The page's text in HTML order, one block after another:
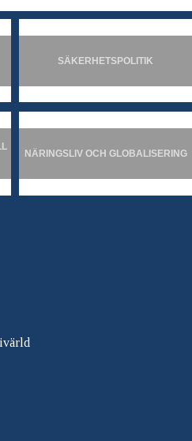
SÄKERHETSPOLITIK
NÄRINGSLIV OCH GLOBALISERING